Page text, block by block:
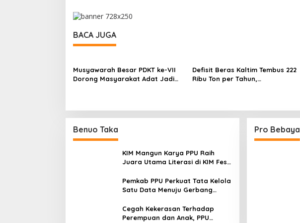
BACA JUGA
Musyawarah Besar PDKT ke-VII
Dorong Masyarakat Adat Jadi
Defisit Beras Kaltim Tembus 222
Ribu Ton per Tahun,
Benuo Taka
KIM Mangun Karya PPU Raih
Juara Utama Literasi di KIM Fest
Panggung Nasional
Pemkab PPU Perkuat Tata Kelola
Satu Data Menuju Gerbang
Cegah Kekerasan Terhadap
Perempuan dan Anak, PPU
Pro Bebaya